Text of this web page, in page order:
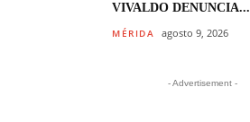
VIVALDO DENUNCIA...
MÉRIDA agosto 9, 2026
- Advertisement -